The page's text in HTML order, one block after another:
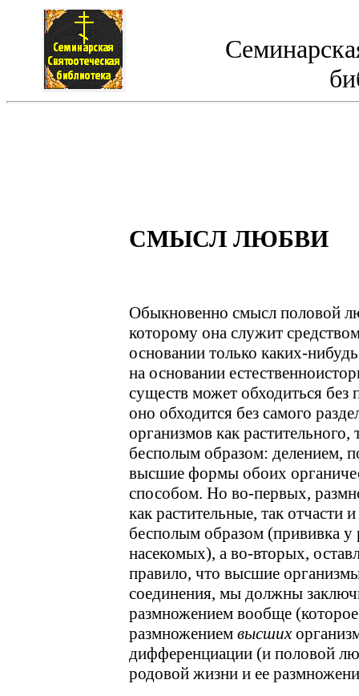
СМЫСЛ ЛЮБВИ
Обыкновенно смысл половой
которому она служит
основании только каких-
на основании
существ может обходиться без
оно обходится без самого
организмов как
бесполым образом: делением,
высшие формы обоих
способом. Но во-первых,
как растительные, так отчасти
бесполым образом (прививка у
насекомых), а во-вторых,
правило, что высшие
соединения, мы должны
размножением вообще
размножением высших
дифференциации (и половой
родовой жизни и ее